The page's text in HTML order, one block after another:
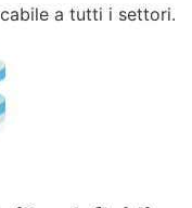
a tutti i settori.